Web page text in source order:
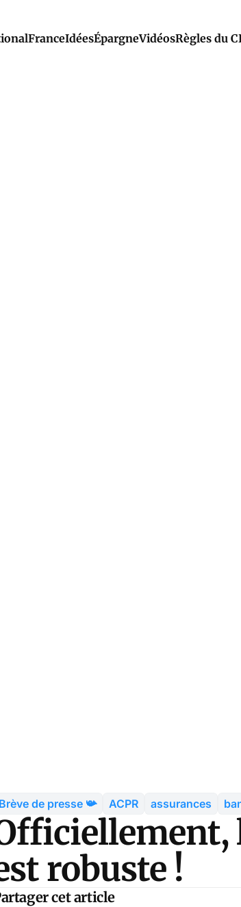
FranceIdéesÉpargneVidéosRègles du
Brève de presse 📯 ACPR assurances
robuste !
cet article